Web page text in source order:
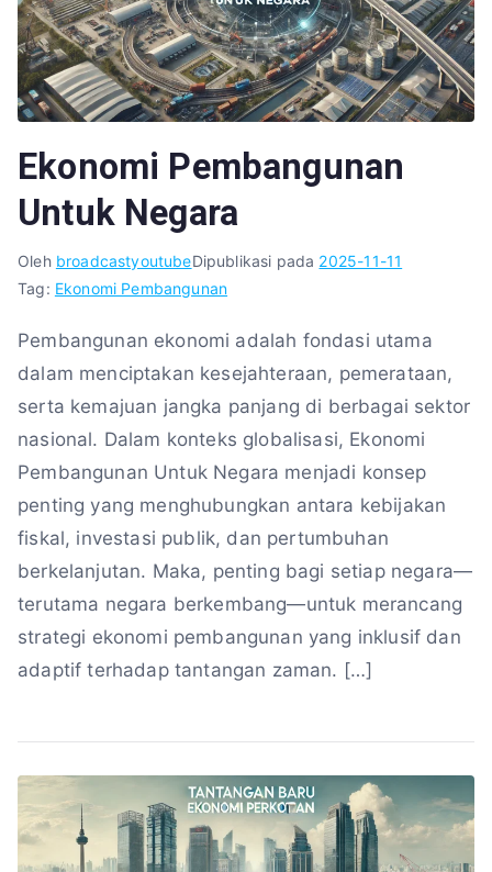
Ekonomi Pembangunan
Untuk Negara
Oleh broadcastyoutubeDipublikasi pada 2025-11-11
Tag: Ekonomi Pembangunan
Pembangunan ekonomi adalah fondasi utama
dalam menciptakan kesejahteraan, pemerataan,
serta kemajuan jangka panjang di berbagai sektor
nasional. Dalam konteks globalisasi, Ekonomi
Pembangunan Untuk Negara menjadi konsep
penting yang menghubungkan antara kebijakan
fiskal, investasi publik, dan pertumbuhan
berkelanjutan. Maka, penting bagi setiap negara—
terutama negara berkembang—untuk merancang
strategi ekonomi pembangunan yang inklusif dan
adaptif terhadap tantangan zaman. […]